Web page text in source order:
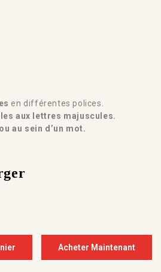
en différentes polices.
aux lettres majuscules.
au sein d’un mot.
Acheter Maintenant